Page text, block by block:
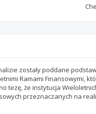
zostały poddane
Ramami Finansowymi,
tezę, że instytucja
przeznaczanych na